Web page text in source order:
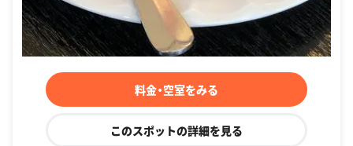
料金・空室をみる
このスポットの詳細を見る